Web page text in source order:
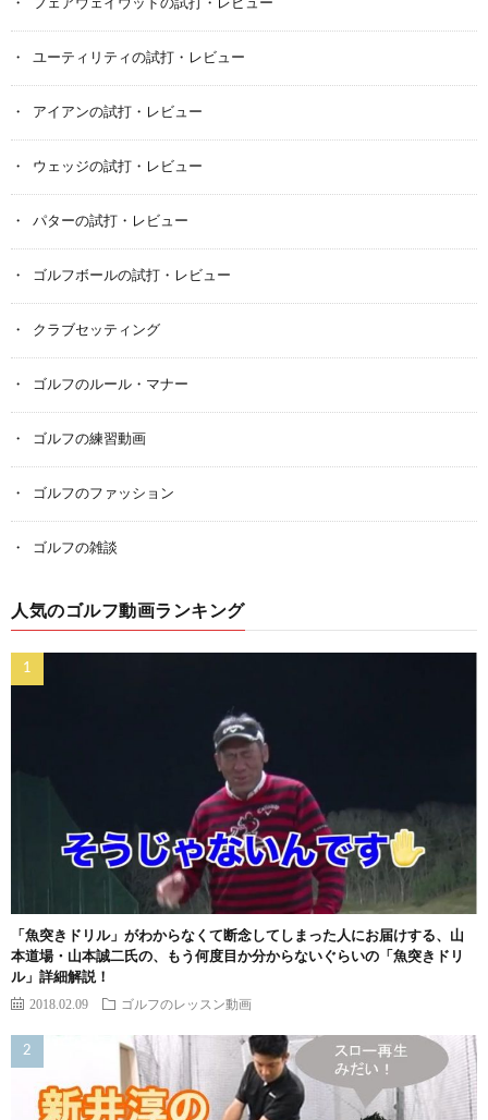
フェアウェイウッドの試打・レビュー
ユーティリティの試打・レビュー
アイアンの試打・レビュー
ウェッジの試打・レビュー
パターの試打・レビュー
ゴルフボールの試打・レビュー
クラブセッティング
ゴルフのルール・マナー
ゴルフの練習動画
ゴルフのファッション
ゴルフの雑談
人気のゴルフ動画ランキング
「魚突きドリル」がわからなくて断念してしまった人にお届けする、山
本道場・山本誠二氏の、もう何度目か分からないぐらいの「魚突きドリ
ル」詳細解説！
2018.02.09 ゴルフのレッスン動画